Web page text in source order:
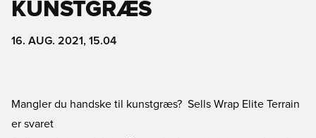
KUNSTGRÆS
16. AUG. 2021, 15.04
Mangler du handske til kunstgræs?  Sells Wrap Elite Terrain
er svaret